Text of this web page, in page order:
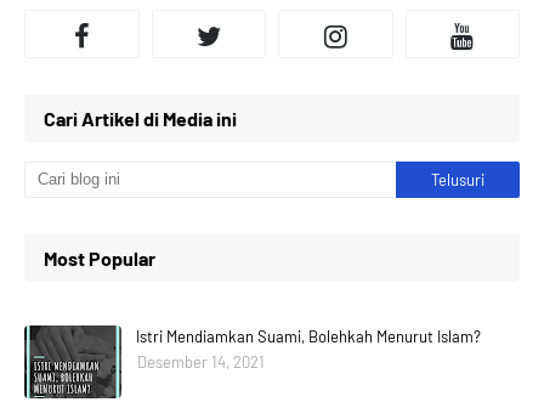
Cari Artikel di Media ini
Most Popular
Istri Mendiamkan Suami, Bolehkah Menurut Islam?
Desember 14, 2021